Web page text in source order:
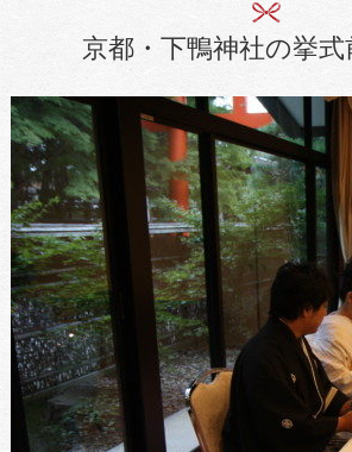
京都・下鴨神社の挙式